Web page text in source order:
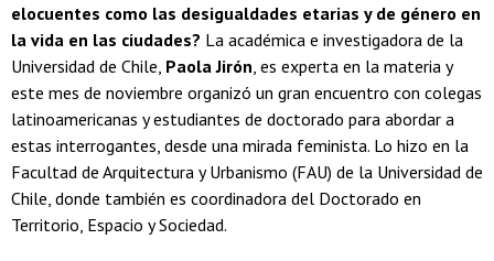
elocuentes como las desigualdades etarias y de género en
la vida en las ciudades? La académica e investigadora de la
Universidad de Chile, Paola Jirón , es experta en la materia y
este mes de noviembre organizó un gran encuentro con colegas
latinoamericanas y estudiantes de doctorado para abordar a
estas interrogantes, desde una mirada feminista. Lo hizo en la
Facultad de Arquitectura y Urbanismo (FAU) de la Universidad de
Chile, donde también es coordinadora del Doctorado en
Territorio, Espacio y Sociedad.